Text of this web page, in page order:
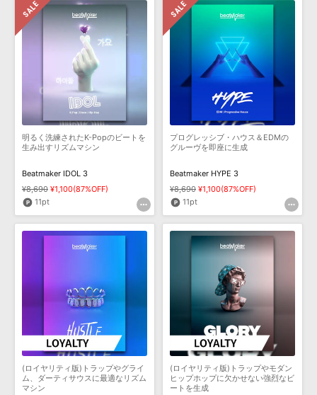
明るく洗練されたK-Popのビートを
生み出すリズムマシン
Beatmaker IDOL 3
¥8,690 ¥1,100(87%OFF)
11pt
プログレッシブ・ハウス＆EDMの
グルーヴを即座に生成
Beatmaker HYPE 3
¥8,690 ¥1,100(87%OFF)
11pt
(ロイヤリティ版)トラップやグライ
ム、ダーティサウスに最適なリズム
マシン
(ロイヤリティ版)トラップやモダン
ヒップホップに欠かせない強烈なビ
ートを生成